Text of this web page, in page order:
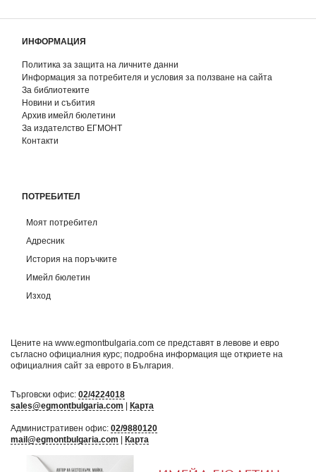
ИНФОРМАЦИЯ
Политика за защита на личните данни
Информация за потребителя и условия за ползване на сайта
За библиотеките
Новини и събития
Архив имейл бюлетини
За издателство ЕГМОНТ
Контакти
ПОТРЕБИТЕЛ
Моят потребител
Адресник
История на поръчките
Имейл бюлетин
Изход
Цените на www.egmontbulgaria.com се представят в левове и евро
съгласно официалния курс; подробна информация ще откриете на
официалния сайт за еврото в България
Търговски офис: 02/4224018
sales@egmontbulgaria.com
Карта
Административен офис: 02/9880120
mail@egmontbulgaria.com
Карта